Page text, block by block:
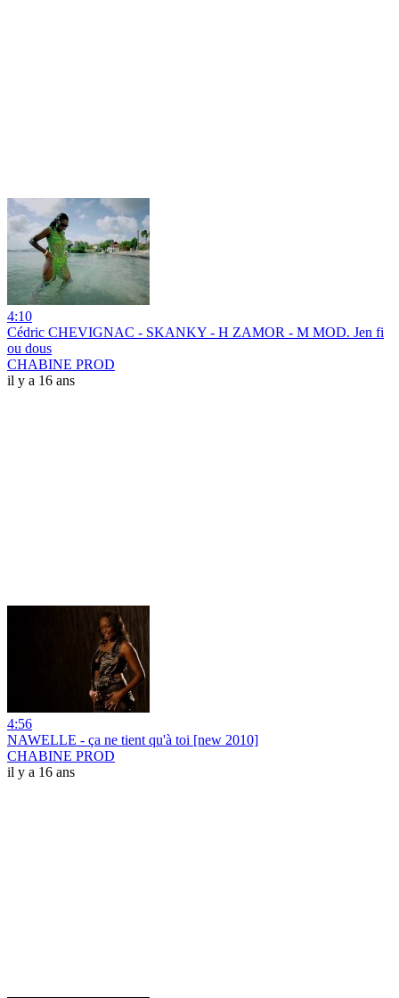
4:10
Cédric CHEVIGNAC - SKANKY - H ZAMOR - M MOD. Jen fi
ou dous
CHABINE PROD
il y a 16 ans
4:56
NAWELLE - ça ne tient qu'à toi [new 2010]
CHABINE PROD
il y a 16 ans